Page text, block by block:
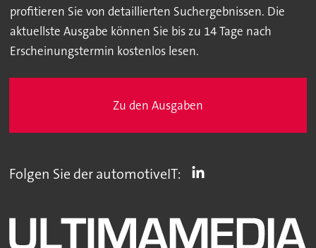
profitieren Sie von detaillierten Suchergebnissen. Die
aktuellste Ausgabe können Sie bis zu 14 Tage nach
Erscheinungstermin kostenlos lesen.
Zu den Ausgaben
Folgen Sie der automotiveIT: